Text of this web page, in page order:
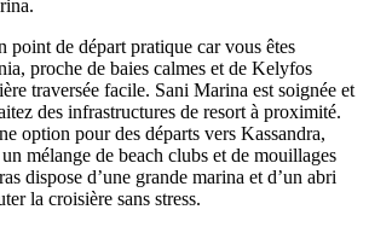
point de départ pratique car vous êtes
proche de baies calmes et de Kelyfos
traversée facile. Sani Marina est soignée et
des infrastructures de resort à proximité.
option pour des départs vers Kassandra,
mélange de beach clubs et de mouillages
dispose d’une grande marina et d’un abri
la croisière sans stress.